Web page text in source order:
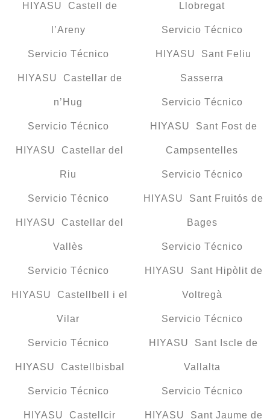
HIYASU Castell de
l’Areny
Servicio Técnico
HIYASU Castellar de
n’Hug
Servicio Técnico
HIYASU Castellar del
Riu
Servicio Técnico
HIYASU Castellar del
Vallès
Servicio Técnico
HIYASU Castellbell i el
Vilar
Servicio Técnico
HIYASU Castellbisbal
Servicio Técnico
HIYASU Castellcir
Llobregat
Servicio Técnico
HIYASU Sant Feliu
Sasserra
Servicio Técnico
HIYASU Sant Fost de
Campsentelles
Servicio Técnico
HIYASU Sant Fruitós de
Bages
Servicio Técnico
HIYASU Sant Hipòlit de
Voltregà
Servicio Técnico
HIYASU Sant Iscle de
Vallalta
Servicio Técnico
HIYASU Sant Jaume de